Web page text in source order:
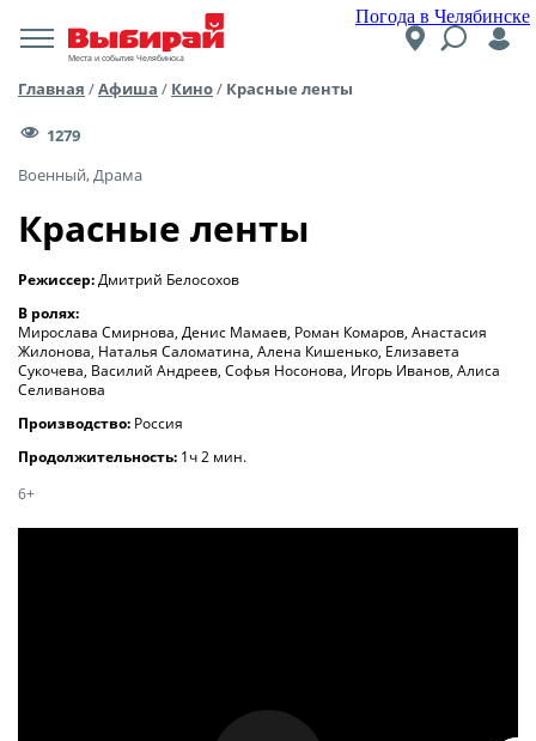
Погода в Челябинске
Места и события Челябинска
Главная /Афиша / Кино/ Красные ленты
1279
Военный, Драма
Красные ленты
Режиссер:Дмитрий Белосохов
В ролях:
Мирослава Смирнова, Денис Мамаев, Роман Комаров, Анастасия
Жилонова, Наталья Саломатина, Алена Кишенько, Елизавета
Сукочева, Василий Андреев, Софья Носонова, Игорь Иванов, Алиса
Селиванова
Производство: Россия
Продолжительность: 1ч 2 мин.
6+